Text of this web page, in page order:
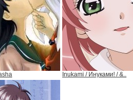
Inukami / Инуками! / &..